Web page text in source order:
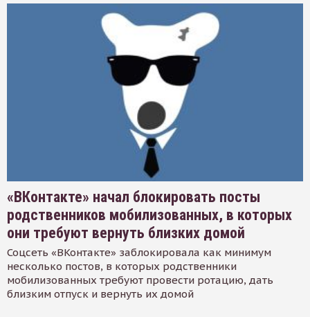
«ВКонтакте» начал блокировать посты
родственников мобилизованных, в которых
они требуют вернуть близких домой
Соцсеть «ВКонтакте» заблокировала как минимум
несколько постов, в которых родственники
мобилизованных требуют провести ротацию, дать
близким отпуск и вернуть их домой